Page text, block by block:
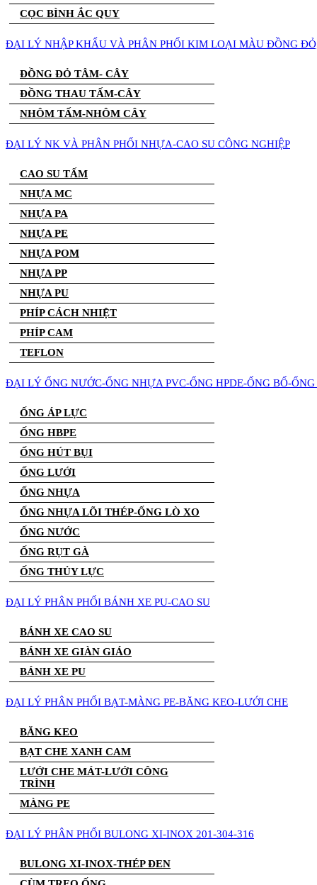
CỌC BÌNH ẮC QUY
ĐẠI LÝ NHẬP KHẨU VÀ PHÂN PHỐI KIM LOẠI MÀU ĐỒNG
ĐỒNG ĐỎ TÂM- CÂY
ĐỒNG THAU TẤM-CÂY
NHÔM TẤM-NHÔM CÂY
ĐẠI LÝ NK VÀ PHÂN PHỐI NHỰA-CAO SU CÔNG NGHIỆP
CAO SU TẤM
NHỰA MC
NHỰA PA
NHỰA PE
NHỰA POM
NHỰA PP
NHỰA PU
PHÍP CÁCH NHIỆT
PHÍP CAM
TEFLON
ĐẠI LÝ ỐNG NƯỚC-ỐNG NHỰA PVC-ỐNG HPDE-ỐNG BỐ-
ỐNG ÁP LỰC
ỐNG HBPE
ỐNG HÚT BỤI
ỐNG LƯỚI
ỐNG NHỰA
ỐNG NHỰA LÕI THÉP-ỐNG LÒ XO
ỐNG NƯỚC
ỐNG RỤT GÀ
ỐNG THỦY LỰC
ĐẠI LÝ PHÂN PHỐI BÁNH XE PU-CAO SU
BÁNH XE CAO SU
BÁNH XE GIÀN GIÁO
BÁNH XE PU
ĐẠI LÝ PHÂN PHỐI BẠT-MÀNG PE-BĂNG KEO-LƯỚI CHE
BĂNG KEO
BẠT CHE XANH CAM
LƯỚI CHE MÁT-LƯỚI CÔNG
TRÌNH
MÀNG PE
ĐẠI LÝ PHÂN PHỐI BULONG XI-INOX 201-304-316
BULONG XI-INOX-THÉP ĐEN